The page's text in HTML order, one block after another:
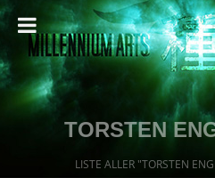
TORSTEN
LISTE ALLER "TORSTEN